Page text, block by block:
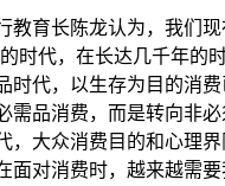
教育长陈龙认为，我们
时代，在长达几千年的
时代，以生存为目的消费
需品消费，而是转向非必
，大众消费目的和心理
面对消费时，越来越需要